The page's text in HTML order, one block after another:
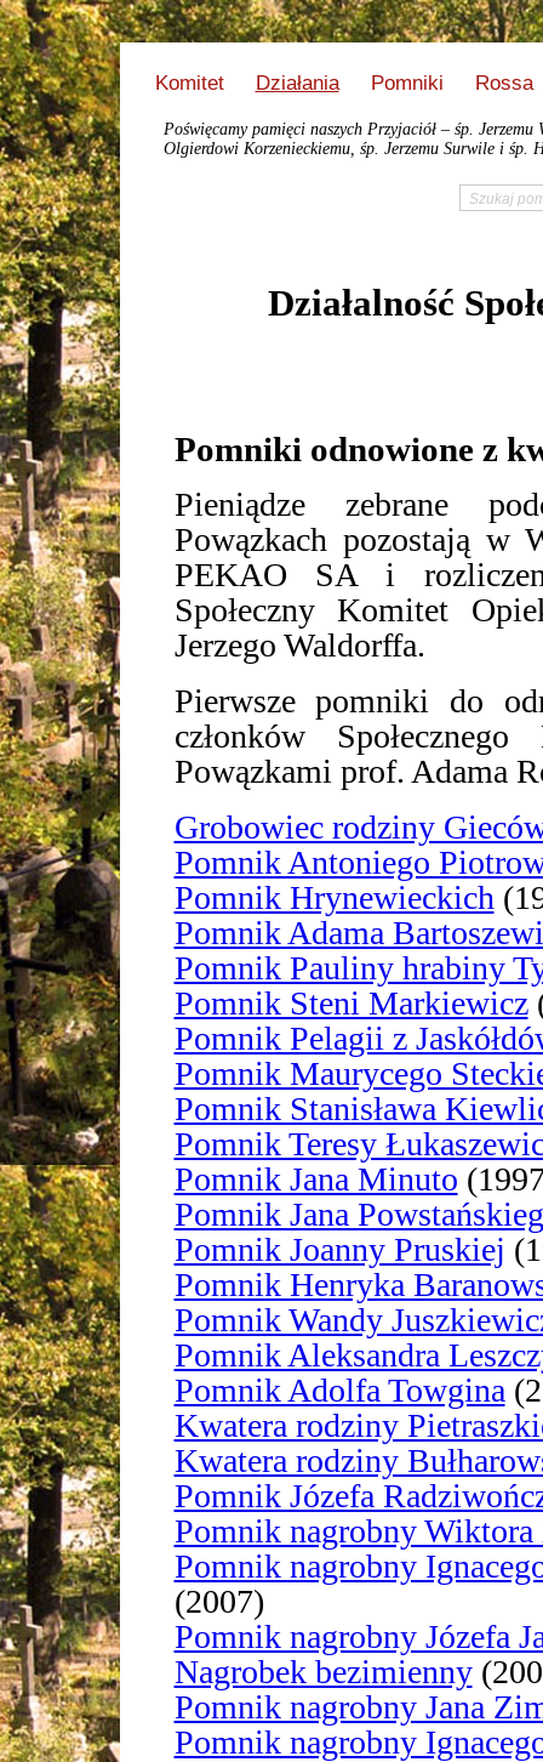
Komitet Działania Pomniki Rossa
Poświęcamy pamięci naszych Przyjaciół – śp.
Olgierdowi Korzenieckiemu, śp. Jerzemu Surwile i śp.
Działalność
Pomniki odnowione z
Pieniądze zebrane
Powązkach pozostają w
PEKAO SA i
Społeczny Komitet
Jerzego Waldorffa.
Pierwsze pomniki do
członków
Powązkami prof. Adama
Grobowiec rodziny
Pomnik Antoniego
Pomnik Hrynewieckich
Pomnik Adama
Pomnik Pauliny hrabiny
Pomnik Steni Markiewicz
Pomnik Pelagii z
Pomnik Maurycego
Pomnik Stanisława
Pomnik Teresy
Pomnik Jana Minuto
Pomnik Jana
Pomnik Joanny Pruskiej
Pomnik Henryka
Pomnik Wandy
Pomnik Aleksandra
Pomnik Adolfa Towgina
Kwatera rodziny
Kwatera rodziny
Pomnik Józefa
Pomnik nagrobny
Pomnik nagrobny
(2007)
Pomnik nagrobny Józefa
Nagrobek bezimienny
Pomnik nagrobny Jana
Pomnik nagrobny